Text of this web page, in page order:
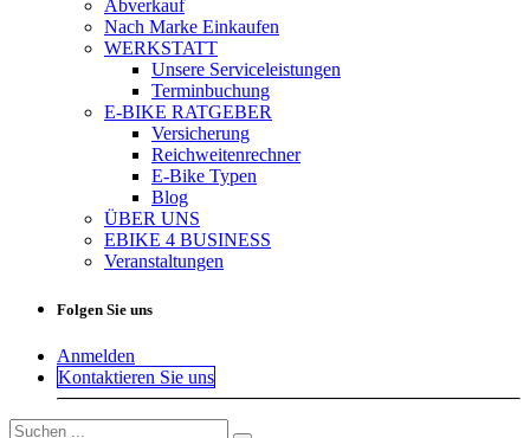
Abverkauf
Nach Marke Einkaufen
WERKSTATT
Unsere Serviceleistungen
Terminbuchung
E-BIKE RATGEBER
Versicherung
Reichweitenrechner
E-Bike Typen
Blog
ÜBER UNS
EBIKE 4 BUSINESS
Veranstaltungen
Folgen Sie uns
Anmelden
Kontaktieren Sie uns